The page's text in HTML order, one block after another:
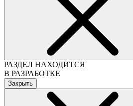
РАЗДЕЛ НАХОДИТСЯ
В РАЗРАБОТКЕ
Закрыть